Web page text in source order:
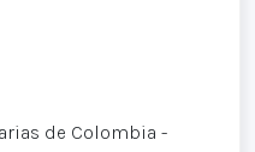
de Colombia -